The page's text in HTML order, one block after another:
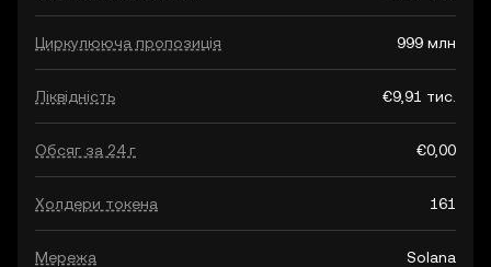
Циркулююча пропозиція 999 млн
Ліквідність €9,91 тис.
Обсяг за 24 г €0,00
Холдери токена 161
Мережа Solana